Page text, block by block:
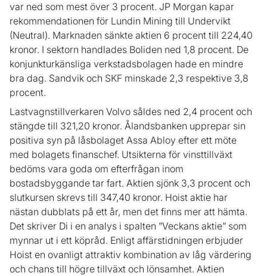
var ned som mest över 3 procent. JP Morgan kapar
rekommendationen för Lundin Mining till Undervikt
(Neutral). Marknaden sänkte aktien 6 procent till 224,40
kronor. I sektorn handlades Boliden ned 1,8 procent. De
konjunkturkänsliga verkstadsbolagen hade en mindre
bra dag. Sandvik och SKF minskade 2,3 respektive 3,8
procent.
Lastvagnstillverkaren Volvo såldes ned 2,4 procent och
stängde till 321,20 kronor. Ålandsbanken upprepar sin
positiva syn på låsbolaget Assa Abloy efter ett möte
med bolagets finanschef. Utsikterna för vinsttillväxt
bedöms vara goda om efterfrågan inom
bostadsbyggande tar fart. Aktien sjönk 3,3 procent och
slutkursen skrevs till 347,40 kronor. Hoist aktie har
nästan dubblats på ett år, men det finns mer att hämta.
Det skriver Di i en analys i spalten ”Veckans aktie” som
mynnar ut i ett köpråd. Enligt affärstidningen erbjuder
Hoist en ovanligt attraktiv kombination av låg värdering
och chans till högre tillväxt och lönsamhet. Aktien